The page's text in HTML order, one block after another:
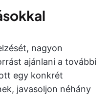
nagyon
ajánlani a további
egy konkrét
javasoljon néhány